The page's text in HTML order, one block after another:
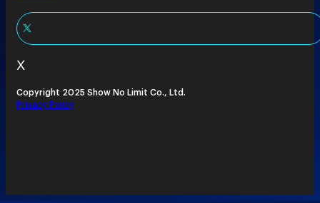
X
Copyright 2025 Show No Limit Co., Ltd.
Privacy Policy